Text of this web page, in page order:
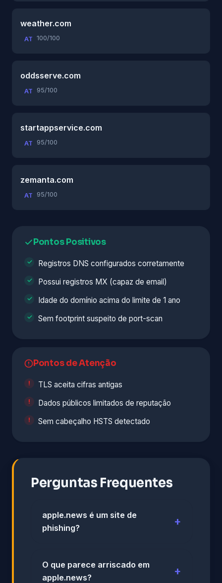
weather.com
AT 100/100
oddsserve.com
AT 95/100
startappservice.com
AT 95/100
zemanta.com
AT 95/100
Pontos Positivos
Registros DNS configurados corretamente
Possui registros MX (capaz de email)
Idade do domínio acima do limite de 1 ano
Sem footprint suspeito de port-scan
Pontos de Atenção
TLS aceita cifras antigas
Dados públicos limitados de reputação
Sem cabeçalho HSTS detectado
Perguntas Frequentes
apple.news é um site de
phishing?
O que parece arriscado em
apple.news?